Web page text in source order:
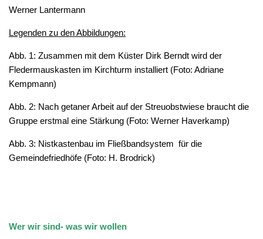
Werner Lantermann
Legenden zu den Abbildungen:
Abb. 1: Zusammen mit dem Küster Dirk Berndt wird der
Fledermauskasten im Kirchturm installiert (Foto: Adriane
Kempmann)
Abb. 2: Nach getaner Arbeit auf der Streuobstwiese braucht die
Gruppe erstmal eine Stärkung (Foto: Werner Haverkamp)
Abb. 3: Nistkastenbau im Fließbandsystem für die
Gemeindefriedhöfe (Foto: H. Brodrick)
Wer wir sind- was wir wollen